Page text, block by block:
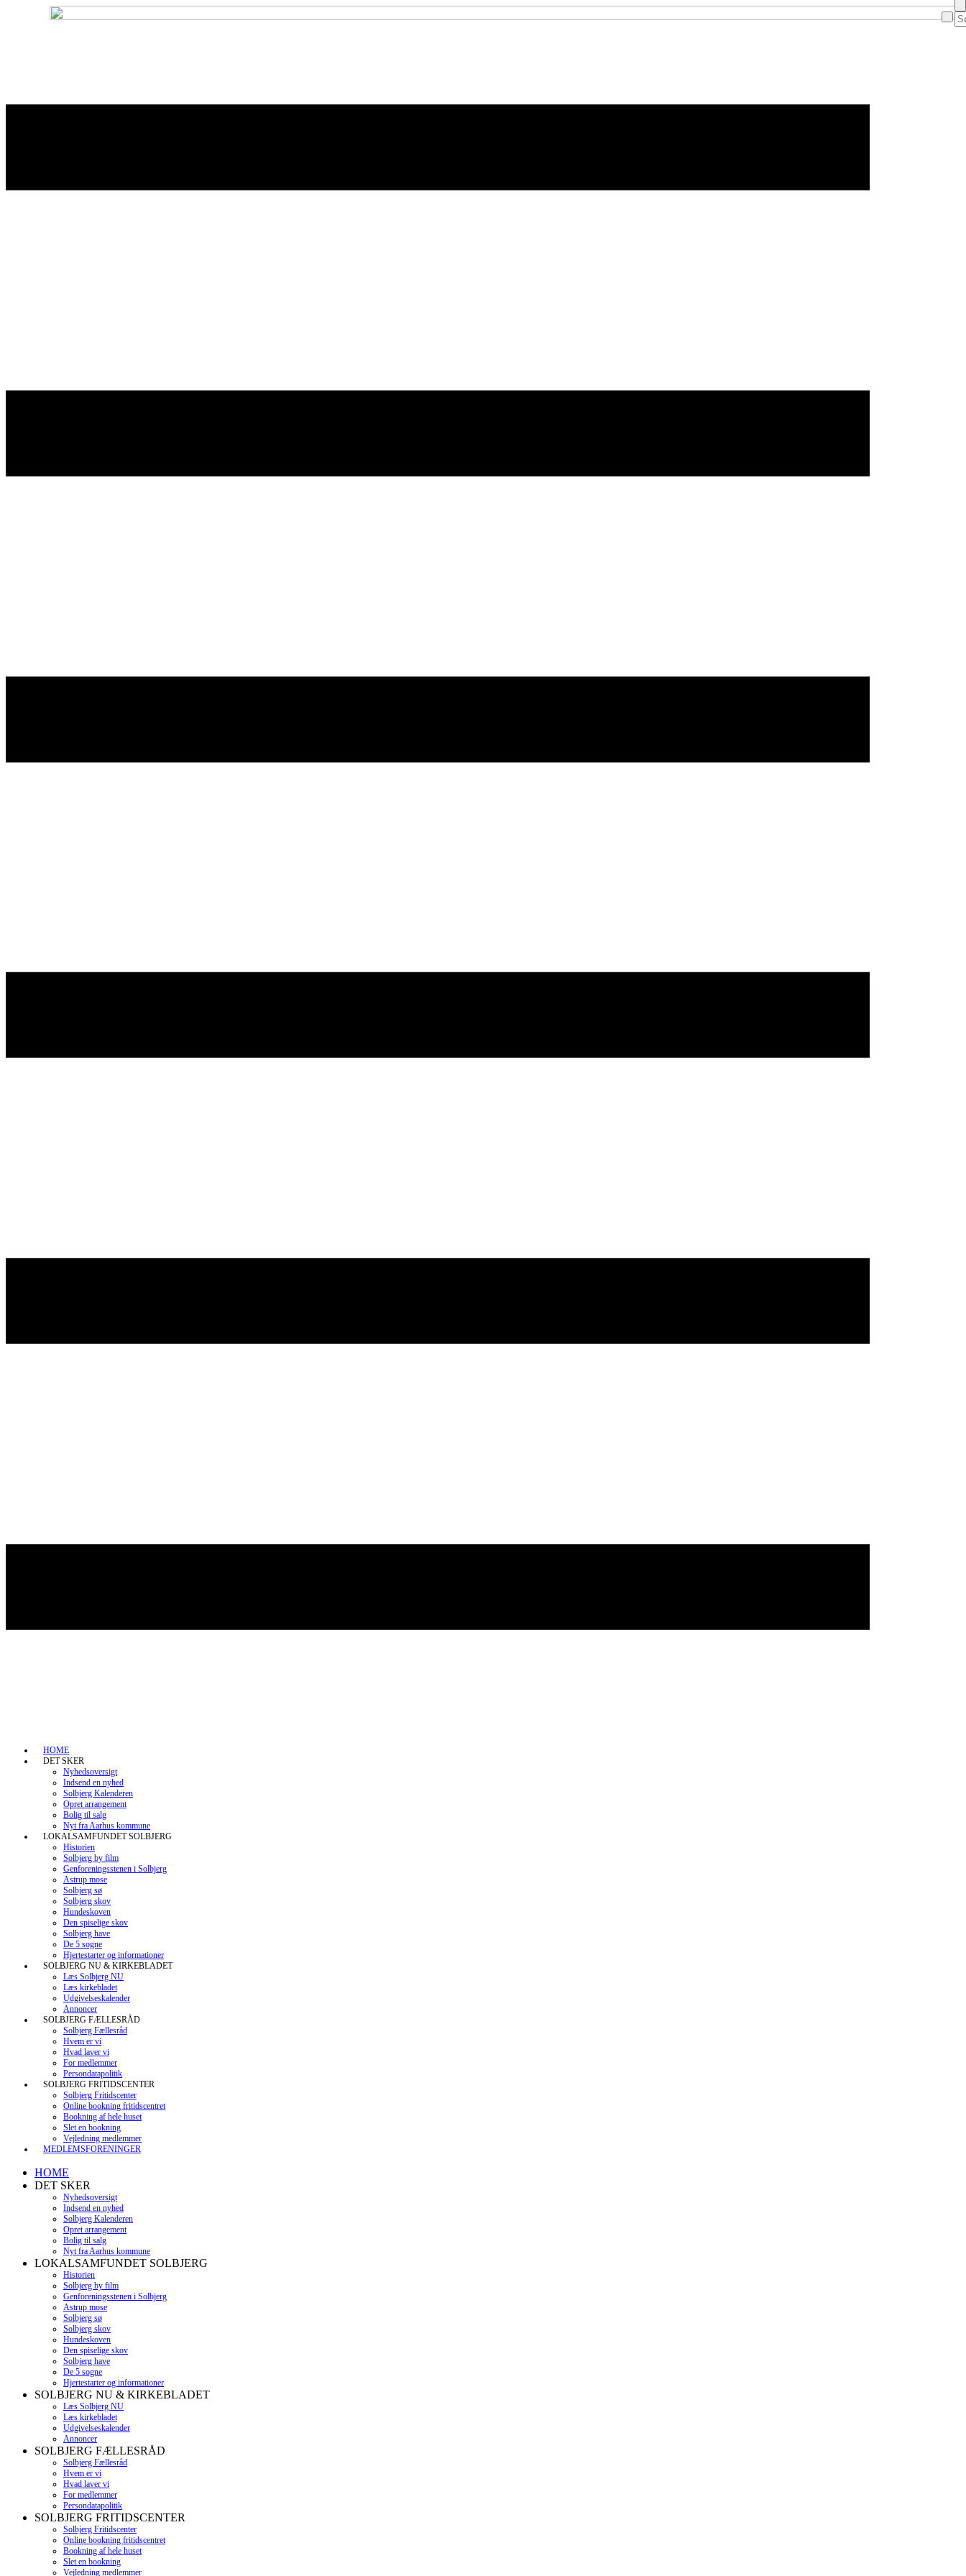
HOME
DET SKER
Nyhedsoversigt
Indsend en nyhed
Solbjerg Kalenderen
Opret arrangement
Bolig til salg
Nyt fra Aarhus kommune
LOKALSAMFUNDET SOLBJERG
Historien
Solbjerg by film
Genforeningsstenen i Solbjerg
Astrup mose
Solbjerg sø
Solbjerg skov
Hundeskoven
Den spiselige skov
Solbjerg have
De 5 sogne
Hjertestarter og informationer
SOLBJERG NU & KIRKEBLADET
Læs Solbjerg NU
Læs kirkebladet
Udgivelseskalender
Annoncer
SOLBJERG FÆLLESRÅD
Solbjerg Fællesråd
Hvem er vi
Hvad laver vi
For medlemmer
Persondatapolitik
SOLBJERG FRITIDSCENTER
Solbjerg Fritidscenter
Online bookning fritidscentret
Bookning af hele huset
Slet en bookning
Vejledning medlemmer
MEDLEMSFORENINGER
HOME
DET SKER
Nyhedsoversigt
Indsend en nyhed
Solbjerg Kalenderen
Opret arrangement
Bolig til salg
Nyt fra Aarhus kommune
LOKALSAMFUNDET SOLBJERG
Historien
Solbjerg by film
Genforeningsstenen i Solbjerg
Astrup mose
Solbjerg sø
Solbjerg skov
Hundeskoven
Den spiselige skov
Solbjerg have
De 5 sogne
Hjertestarter og informationer
SOLBJERG NU & KIRKEBLADET
Læs Solbjerg NU
Læs kirkebladet
Udgivelseskalender
Annoncer
SOLBJERG FÆLLESRÅD
Solbjerg Fællesråd
Hvem er vi
Hvad laver vi
For medlemmer
Persondatapolitik
SOLBJERG FRITIDSCENTER
Solbjerg Fritidscenter
Online bookning fritidscentret
Bookning af hele huset
Slet en bookning
Vejledning medlemmer